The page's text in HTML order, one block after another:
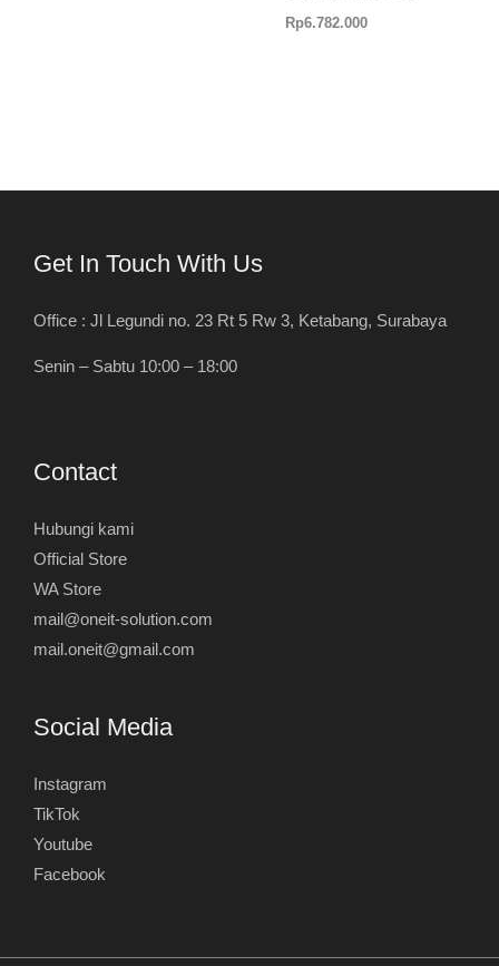
Rp6.782.000
Get In Touch With Us
Office : Jl Legundi no. 23 Rt 5 Rw 3, Ketabang, Surabaya
Senin – Sabtu 10:00 – 18:00
Contact
Hubungi kami
Official Store
WA Store
mail@oneit-solution.com
mail.oneit@gmail.com
Social Media
Instagram
TikTok
Youtube
Facebook